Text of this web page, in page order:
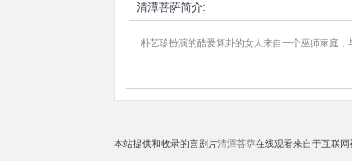
清潭菩萨简介:
朴艺珍扮演的酷爱算卦的女人来自一个巫师家庭
本站提供和收录的喜剧片清潭菩萨在线观看来自于互联